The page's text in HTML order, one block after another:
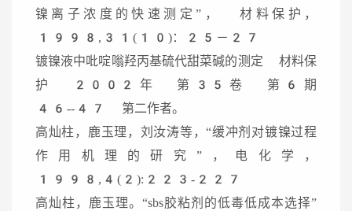
镍离子浓度的快速测定”， 材料保护，
1998,31(10)：25－27
镀镍液中吡啶嗡羟丙基硫代甜菜碱的测定 材料保
护 2002年 第35卷 第6期
46--47 第二作者。
高灿柱，鹿玉理，刘汝涛等，“缓冲剂对镀镍过程
作用机理的研究”，电化学，
1998,4(2):223-227
高灿柱，鹿玉理。“sbs胶粘剂的低毒低成本选择”